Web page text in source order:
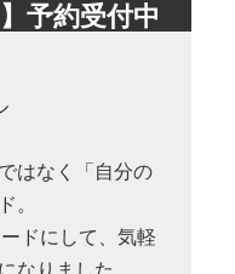
予約受付中
はなく「自分の
。
ドにして、気軽
なりました。